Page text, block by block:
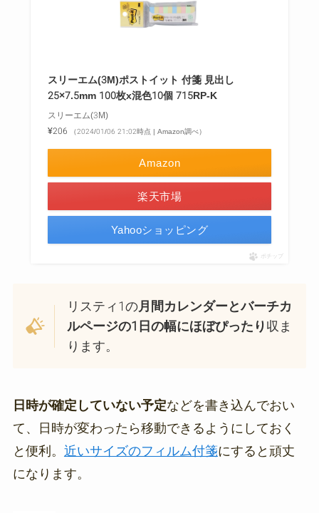
スリーエム(3M)ポストイット 付箋 見出し
25×7.5mm 100枚x混色10個 715RP-K
スリーエム(3M)
¥206
（2024/01/06 21:02時点 | Amazon調べ）
Amazon
楽天市場
Yahooショッピング
ポチップ
リスティ1の月間カレンダーとバーチカ
ルページの1日の幅にほぼぴったり 収ま
ります。
日時が確定していない予定などを書き込んでおい
て、日時が変わったら移動できるようにしておく
と便利。 近いサイズのフィルム付箋にすると頑丈
になります。